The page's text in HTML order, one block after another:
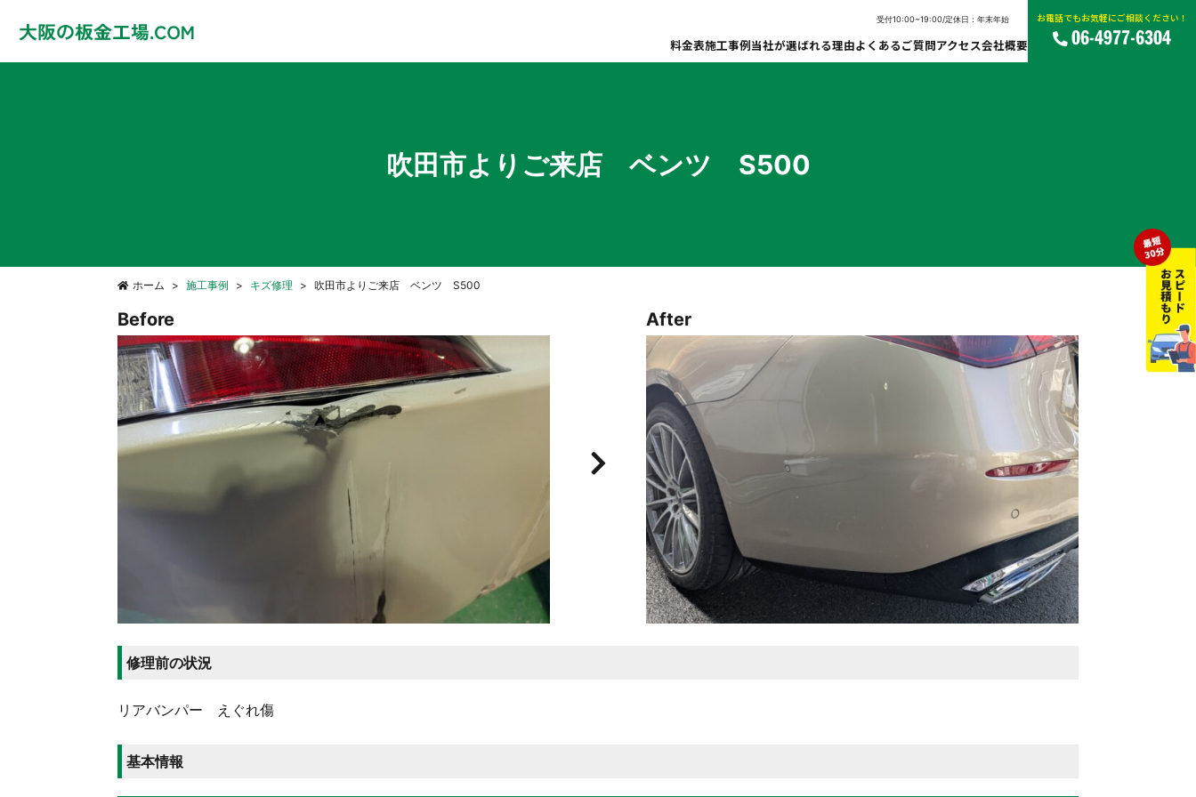
受付10:00~19:00/定休日：年末年始
料金表施工事例当社が選ばれる理由よくあるご質問アクセス会社概要
お電話でもお気軽にご相談ください！
06-4977-6304
吹田市よりご来店 ベンツ S500
ホーム 施工事例 キズ修理 吹田市よりご来店 ベンツ S500
Before After
修理前の状況
リアバンパー えぐれ傷
基本情報